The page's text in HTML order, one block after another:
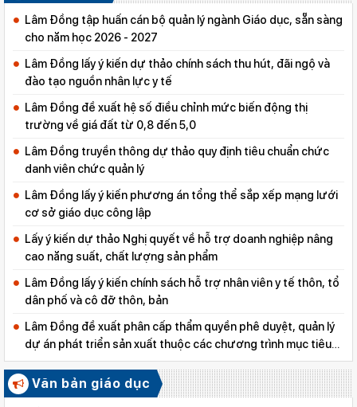
Lâm Đồng tập huấn cán bộ quản lý ngành Giáo dục, sẵn sàng
cho năm học 2026 - 2027
Lâm Đồng lấy ý kiến dự thảo chính sách thu hút, đãi ngộ và
đào tạo nguồn nhân lực y tế
Lâm Đồng đề xuất hệ số điều chỉnh mức biến động thị
trường về giá đất từ 0,8 đến 5,0
Lâm Đồng truyền thông dự thảo quy định tiêu chuẩn chức
danh viên chức quản lý
Lâm Đồng lấy ý kiến phương án tổng thể sắp xếp mạng lưới
cơ sở giáo dục công lập
Lấy ý kiến dự thảo Nghị quyết về hỗ trợ doanh nghiệp nâng
cao năng suất, chất lượng sản phẩm
Lâm Đồng lấy ý kiến chính sách hỗ trợ nhân viên y tế thôn, tổ
dân phố và cô đỡ thôn, bản
Lâm Đồng đề xuất phân cấp thẩm quyền phê duyệt, quản lý
dự án phát triển sản xuất thuộc các chương trình mục tiêu
quốc gia
Văn bản giáo dục